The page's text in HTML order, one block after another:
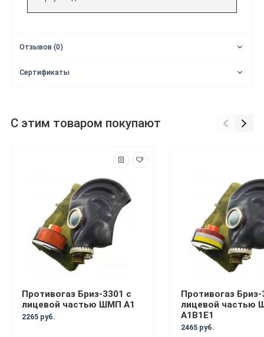
Отзывов (0)
Сертификаты
С этим товаром покупают
Противогаз Бриз-3301 с
лицевой частью ШМП A1
2265 руб.
Противогаз Бриз-
лицевой частью
A1B1E1
2465 руб.